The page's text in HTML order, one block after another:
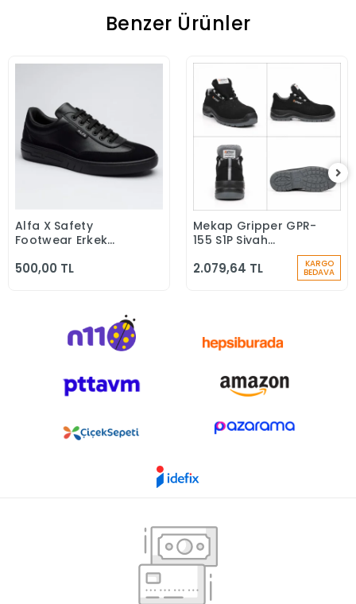
Benzer Ürünler
Sepete Ekle
Alfa X Safety
Footwear Erkek
Ayakkabı
500,00 TL
Sepete Ekle
Mekap Gripper GPR-
155 S1P Siyah
Microfiber Kompozit
Iş Güvenlik
2.079,64 TL KARGO
BEDAVA